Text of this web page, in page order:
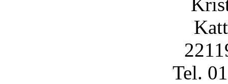
Tel.